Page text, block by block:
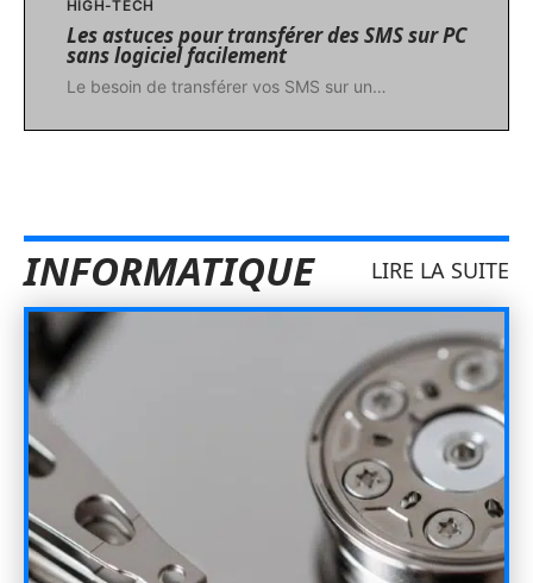
HIGH-TECH
Les astuces pour transférer des SMS sur PC
sans logiciel facilement
Le besoin de transférer vos SMS sur un…
INFORMATIQUE LIRE LA SUITE